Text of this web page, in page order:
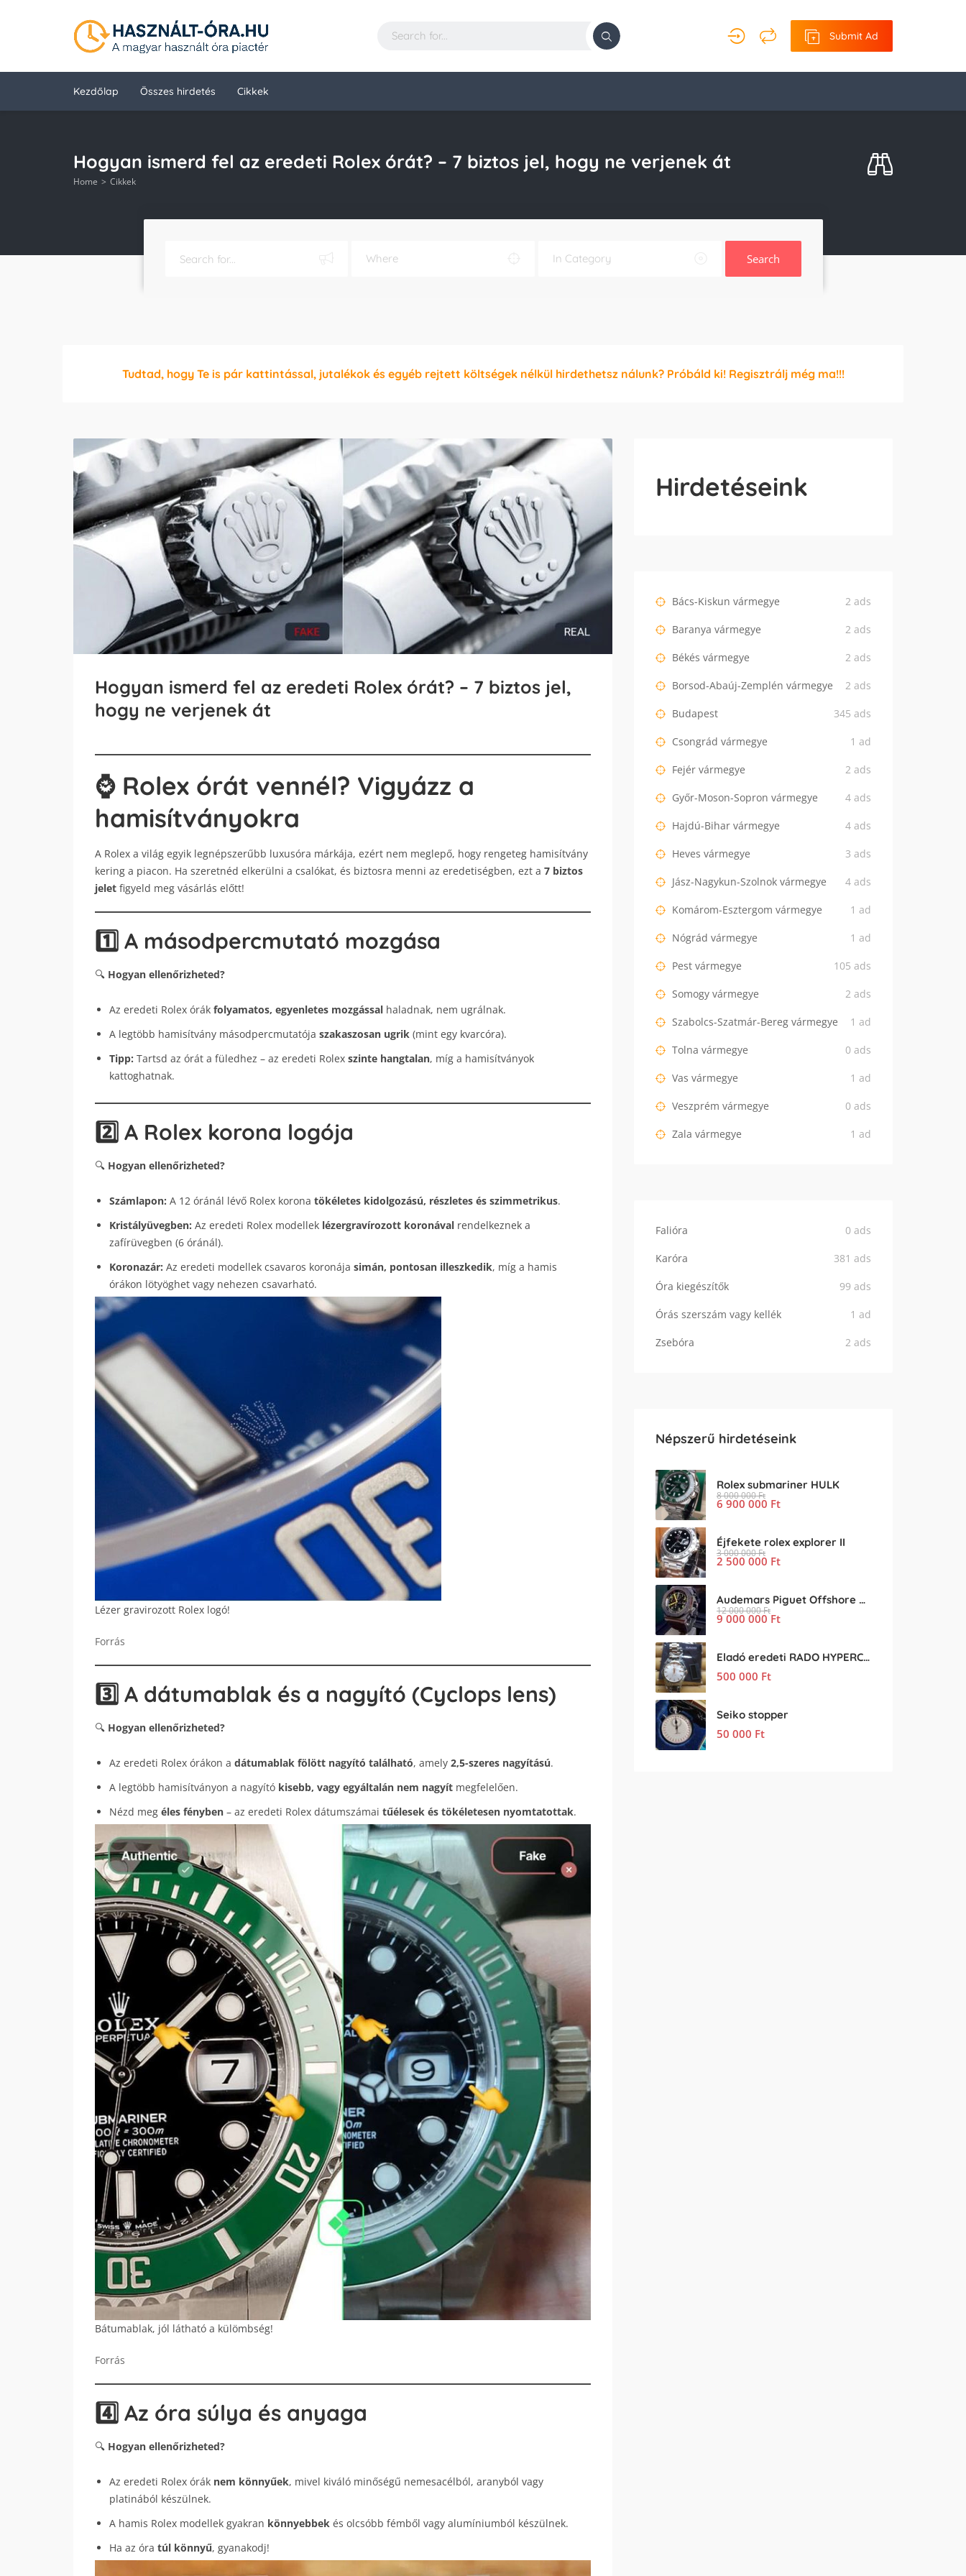
Submit Ad
Kezdőlap Összes hirdetés Cikkek
Hogyan ismerd fel az eredeti Rolex órát? – 7 biztos jel, hogy ne verjenek át
Home Cikkek
Search
Tudtad, hogy Te is pár kattintással, jutalékok és egyéb rejtett költségek nélkül hirdethetsz nálunk? Próbáld ki! Regisztrálj még ma!!!
Hogyan ismerd fel az eredeti Rolex órát? – 7 biztos jel,
hogy ne verjenek át
⌚ Rolex órát vennél? Vigyázz a
hamisítványokra
A Rolex a világ egyik legnépszerűbb luxusóra márkája, ezért nem meglepő, hogy rengeteg hamisítvány
kering a piacon. Ha szeretnéd elkerülni a csalókat, és biztosra menni az eredetiségben, ezt a 7 biztos
jelet figyeld meg vásárlás előtt!
1️⃣ A másodpercmutató mozgása
🔍 Hogyan ellenőrizheted?
Az eredeti Rolex órák folyamatos, egyenletes mozgással haladnak, nem ugrálnak.
A legtöbb hamisítvány másodpercmutatója szakaszosan ugrik (mint egy kvarcóra).
Tipp: Tartsd az órát a füledhez – az eredeti Rolex szinte hangtalan, míg a hamisítványok
kattoghatnak.
2️⃣ A Rolex korona logója
🔍 Hogyan ellenőrizheted?
Számlapon: A 12 óránál lévő Rolex korona tökéletes kidolgozású, részletes és szimmetrikus.
Kristályüvegben: Az eredeti Rolex modellek lézergravírozott koronával rendelkeznek a
zafírüvegben (6 óránál).
Koronazár: Az eredeti modellek csavaros koronája simán, pontosan illeszkedik, míg a hamis
órákon lötyöghet vagy nehezen csavarható.
Lézer gravirozott Rolex logó!
Forrás
3️⃣ A dátumablak és a nagyító (Cyclops lens)
🔍 Hogyan ellenőrizheted?
Az eredeti Rolex órákon a dátumablak fölött nagyító található, amely 2,5-szeres nagyítású.
A legtöbb hamisítványon a nagyító kisebb, vagy egyáltalán nem nagyít megfelelően.
Nézd meg éles fényben – az eredeti Rolex dátumszámai tűélesek és tökéletesen nyomtatottak.
Bátumablak, jól látható a külömbség!
Forrás
4️⃣ Az óra súlya és anyaga
🔍 Hogyan ellenőrizheted?
Az eredeti Rolex órák nem könnyűek, mivel kiváló minőségű nemesacélból, aranyból vagy
platinából készülnek.
A hamis Rolex modellek gyakran könnyebbek és olcsóbb fémből vagy alumíniumból készülnek.
Ha az óra túl könnyű, gyanakodj!
Hirdetéseink
Bács-Kiskun vármegye 2 ads
Baranya vármegye 2 ads
Békés vármegye 2 ads
Borsod-Abaúj-Zemplén vármegye 2 ads
Budapest 345 ads
Csongrád vármegye 1 ad
Fejér vármegye 2 ads
Győr-Moson-Sopron vármegye 4 ads
Hajdú-Bihar vármegye 4 ads
Heves vármegye 3 ads
Jász-Nagykun-Szolnok vármegye 4 ads
Komárom-Esztergom vármegye 1 ad
Nógrád vármegye 1 ad
Pest vármegye 105 ads
Somogy vármegye 2 ads
Szabolcs-Szatmár-Bereg vármegye 1 ad
Tolna vármegye 0 ads
Vas vármegye 1 ad
Veszprém vármegye 0 ads
Zala vármegye 1 ad
Falióra 0 ads
Karóra 381 ads
Óra kiegészítők 99 ads
Órás szerszám vagy kellék 1 ad
Zsebóra 2 ads
Népszerű hirdetéseink
Rolex submariner HULK
8 000 000Ft
6 900 000 Ft
Éjfekete rolex explorer II
3 000 000Ft
2 500 000 Ft
Audemars Piguet Offshore End of Days
12 000 000Ft
9 000 000 Ft
Eladó eredeti RADO HYPERCHROME férfi karóra
500 000 Ft
Seiko stopper
50 000 Ft